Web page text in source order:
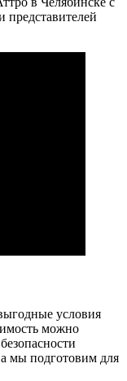
представителей
условия
можно
мы подготовим для